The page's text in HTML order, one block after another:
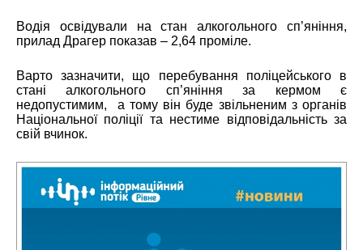
Водія освідували на стан алкогольного сп’яніння,
прилад Драгер показав – 2,64 проміле.
Варто зазначити, що перебування поліцейського в
стані алкогольного сп’яніння за кермом є
недопустимим, а тому він буде звільненим з органів
Національної поліції та нестиме відповідальність за
свій вчинок.